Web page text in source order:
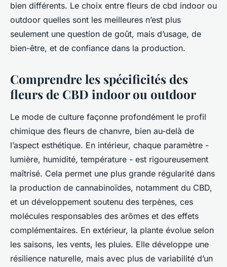
bien différents. Le choix entre fleurs de cbd indoor ou
outdoor quelles sont les meilleures n’est plus
seulement une question de goût, mais d’usage, de
bien-être, et de confiance dans la production.
Comprendre les spécificités des
fleurs de CBD indoor ou outdoor
Le mode de culture façonne profondément le profil
chimique des fleurs de chanvre, bien au-delà de
l’aspect esthétique. En intérieur, chaque paramètre -
lumière, humidité, température - est rigoureusement
maîtrisé. Cela permet une plus grande régularité dans
la production de cannabinoïdes, notamment du CBD,
et un développement soutenu des terpènes, ces
molécules responsables des arômes et des effets
complémentaires. En extérieur, la plante évolue selon
les saisons, les vents, les pluies. Elle développe une
résilience naturelle, mais avec plus de variabilité d’un